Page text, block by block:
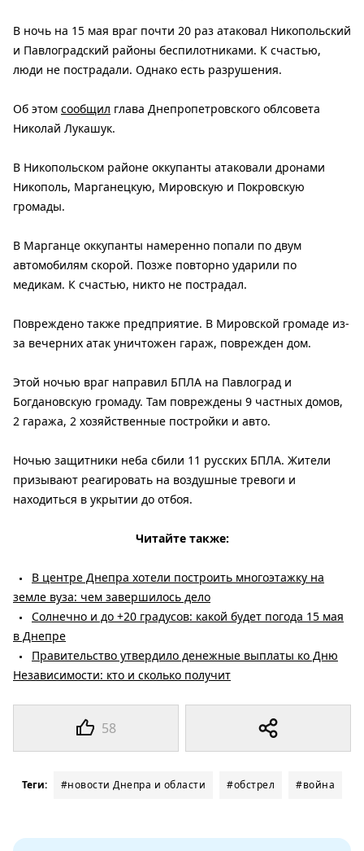
58
В ночь на 15 мая враг почти 20 раз атаковал Никопольский
и Павлоградский районы беспилотниками. К счастью,
люди не пострадали. Однако есть разрушения.
Об этом сообщил глава Днепропетровского облсовета
Николай Лукашук.
В Никопольском районе оккупанты атаковали дронами
Никополь, Марганецкую, Мировскую и Покровскую
громады.
В Марганце оккупанты намеренно попали по двум
автомобилям скорой. Позже повторно ударили по
медикам. К счастью, никто не пострадал.
Повреждено также предприятие. В Мировской громаде из-
за вечерних атак уничтожен гараж, поврежден дом.
Этой ночью враг направил БПЛА на Павлоград и
Богдановскую громаду. Там повреждены 9 частных домов,
2 гаража, 2 хозяйственные постройки и авто.
Ночью защитники неба сбили 11 русских БПЛА. Жители
призывают реагировать на воздушные тревоги и
находиться в укрытии до отбоя.
Читайте также:
В центре Днепра хотели построить многоэтажку на
земле вуза: чем завершилось дело
Солнечно и до +20 градусов: какой будет погода 15 мая
в Днепре
Правительство утвердило денежные выплаты ко Дню
Независимости: кто и сколько получит
Теги: #новости Днепра и области #обстрел #война